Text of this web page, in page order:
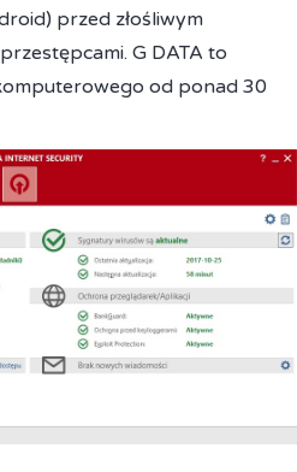
przed złośliwym
G DATA to
od ponad 30